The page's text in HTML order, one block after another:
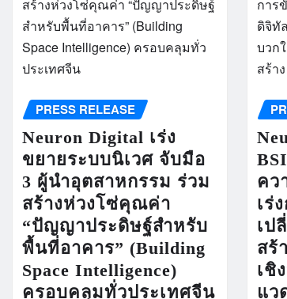
PRESS RELEASE
Neuron Digital เร่ง
ขยายระบบนิเวศ จับมือ
3 ผู้นำอุตสาหกรรม ร่วม
สร้างห่วงโซ่คุณค่า
“ปัญญาประดิษฐ์สำหรับ
พื้นที่อาคาร” (Building
Space Intelligence)
ครอบคลุมทั่วประเทศจีน
คว
เร่
เป
สร้
เชิ
แว